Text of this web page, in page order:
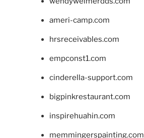
ameri-camp.com
hrsreceivables.com
empconst1.com
cinderella-support.com
bigpinkrestaurant.com
inspirehuahin.com
memmingerspainting.com